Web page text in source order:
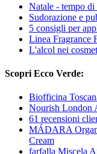
Natale - tempo di
Sudorazione e
5 consigli per
Linea
L'alcol nei
Scopri Ecco Verde:
Biofficina
Nourish London
61 recensioni
MÁDARA
Cream
farfalla Miscela